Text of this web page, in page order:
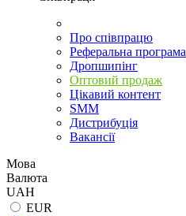
Про співпрацю
Реферальна програма
Дропшипінг
Оптовий продаж
Цікавий контент
SMM
Дистрибуція
Вакансії
Мова
Валюта
UAH
EUR